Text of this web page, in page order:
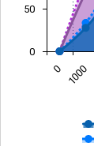
0 1000
0
50